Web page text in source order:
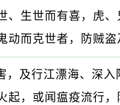
、生世而有喜，虎
而克世者，防贼盗
，及行江漂海、深
起，或闻瘟疫流行